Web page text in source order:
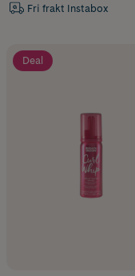
Fri frakt Instabox
Deal